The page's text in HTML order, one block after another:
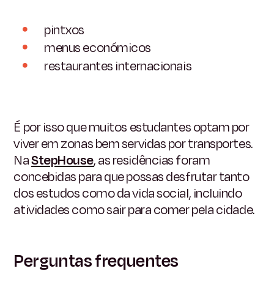
pintxos
menus económicos
restaurantes internacionais
É por isso que muitos estudantes optam por
viver em zonas bem servidas por transportes.
NaStepHouse,as residências foram
concebidas para que possas desfrutar tanto
dos estudos como da vida social, incluindo
atividades como sair para comer pela cidade.
Perguntas frequentes